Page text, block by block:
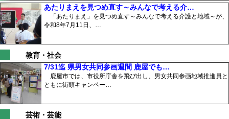
あたりまえを見つめ直す～みんなで考える介…
「あたりまえ」を見つめ直す～みんなで考える介護と地域～が、
令和8年7月11日、…
教育・社会
7/31迄 県男女共同参画週間 鹿屋でも…
鹿屋市では、市役所庁舎を飛び出し、男女共同参画地域推進員と
ともに街頭キャンペー…
芸術・芸能